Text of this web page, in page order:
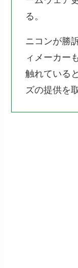
る。
ニコンが勝
ィメーカー
触れている
ズの提供を